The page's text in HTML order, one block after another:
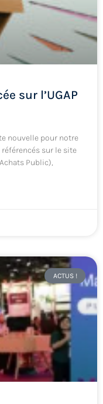
sur l’UGAP
nouvelle pour notre
sur le site
Public),
ACTUS !